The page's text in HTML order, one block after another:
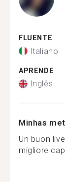
FLUENTE
Italiano
APRENDE
Inglês
Minhas
Un buon
migliore